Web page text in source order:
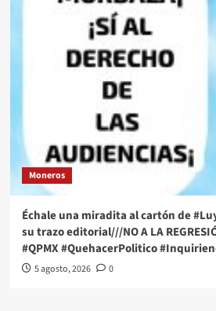
Moneros
Échale una miradita al cartón de
su trazo editorial///NO A LA
#QPMX #QuehacerPolitico
5 agosto, 2026 0